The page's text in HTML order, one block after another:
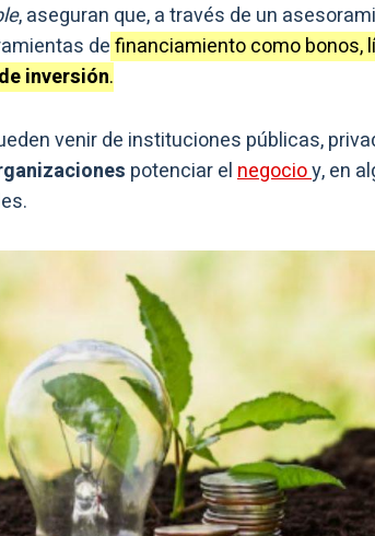
, aseguran que, a través de un
definanciamiento como bonos,
inversión.
venir de instituciones públicas,
potenciar elnegocioy, en